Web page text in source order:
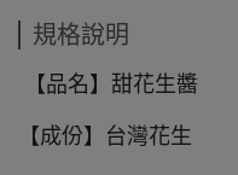
規格說明
【品名】甜花生醬
【成份】台灣花生